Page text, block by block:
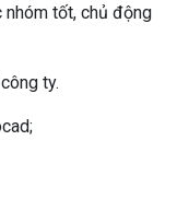
nhóm tốt, chủ động
ty.